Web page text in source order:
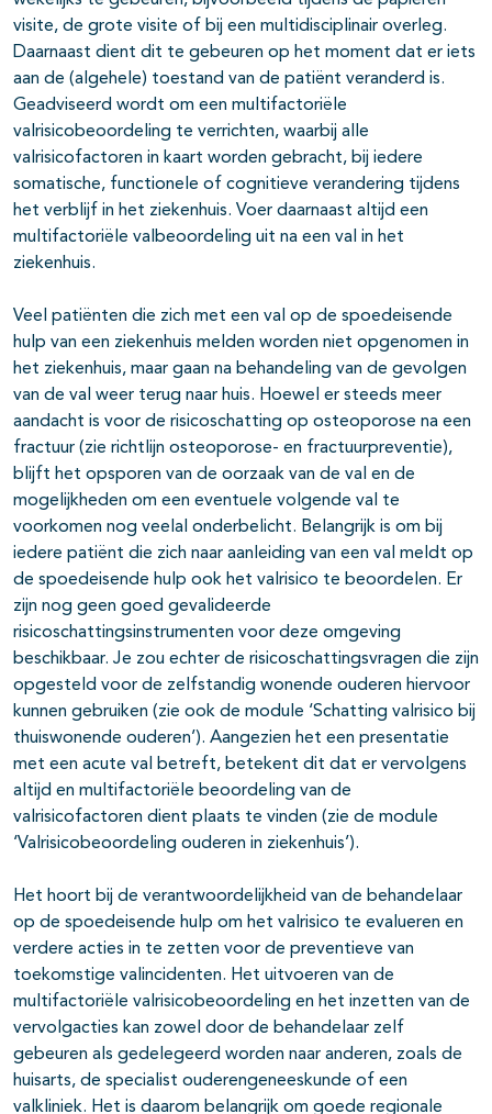
visite, de grote visite of bij een multidisciplinair overleg.
Daarnaast dient dit te gebeuren op het moment dat er iets
aan de (algehele) toestand van de patiënt veranderd is.
Geadviseerd wordt om een multifactoriële
valrisicobeoordeling te verrichten, waarbij alle
valrisicofactoren in kaart worden gebracht, bij iedere
somatische, functionele of cognitieve verandering tijdens
het verblijf in het ziekenhuis. Voer daarnaast altijd een
multifactoriële valbeoordeling uit na een val in het
ziekenhuis.
Veel patiënten die zich met een val op de spoedeisende
hulp van een ziekenhuis melden worden niet opgenomen in
het ziekenhuis, maar gaan na behandeling van de gevolgen
van de val weer terug naar huis. Hoewel er steeds meer
aandacht is voor de risicoschatting op osteoporose na een
fractuur (zie richtlijn osteoporose- en fractuurpreventie),
blijft het opsporen van de oorzaak van de val en de
mogelijkheden om een eventuele volgende val te
voorkomen nog veelal onderbelicht. Belangrijk is om bij
iedere patiënt die zich naar aanleiding van een val meldt op
de spoedeisende hulp ook het valrisico te beoordelen. Er
zijn nog geen goed gevalideerde
risicoschattingsinstrumenten voor deze omgeving
beschikbaar. Je zou echter de risicoschattingsvragen die zijn
opgesteld voor de zelfstandig wonende ouderen hiervoor
kunnen gebruiken (zie ook de module ‘Schatting valrisico bij
thuiswonende ouderen’). Aangezien het een presentatie
met een acute val betreft, betekent dit dat er vervolgens
altijd en multifactoriële beoordeling van de
valrisicofactoren dient plaats te vinden (zie de module
‘Valrisicobeoordeling ouderen in ziekenhuis’).
Het hoort bij de verantwoordelijkheid van de behandelaar
op de spoedeisende hulp om het valrisico te evalueren en
verdere acties in te zetten voor de preventieve van
toekomstige valincidenten. Het uitvoeren van de
multifactoriële valrisicobeoordeling en het inzetten van de
vervolgacties kan zowel door de behandelaar zelf
gebeuren als gedelegeerd worden naar anderen, zoals de
huisarts, de specialist ouderengeneeskunde of een
valkliniek. Het is daarom belangrijk om goede regionale